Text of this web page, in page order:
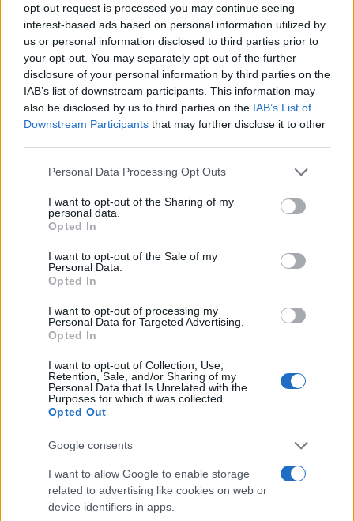
opt-out request is processed you may continue seeing
interest-based ads based on personal information utilized by
us or personal information disclosed to third parties prior to
your opt-out. You may separately opt-out of the further
disclosure of your personal information by third parties on the
IAB’s list of downstream participants. This information may
also be disclosed by us to third parties on the IAB’s List of
Downstream Participants that may further disclose it to other
Please note that this website/app uses one or more Google
not limited to your visit or usage behaviour. You may click to
grant or deny consent to Google and its third-party tags to
use your data for below specified purposes in below Google
consent section.
Personal Data Processing Opt Outs
I want to opt-out of the Sharing of my
personal data.
Opted In
I want to opt-out of the Sale of my
Personal Data.
Opted In
I want to opt-out of processing my
Personal Data for Targeted Advertising.
Opted In
I want to opt-out of Collection, Use,
Retention, Sale, and/or Sharing of my
Personal Data that Is Unrelated with the
Purposes for which it was collected.
Opted Out
Google consents
I want to allow Google to enable storage
related to advertising like cookies on web or
device identifiers in apps.
οικονομικής κρίσης.